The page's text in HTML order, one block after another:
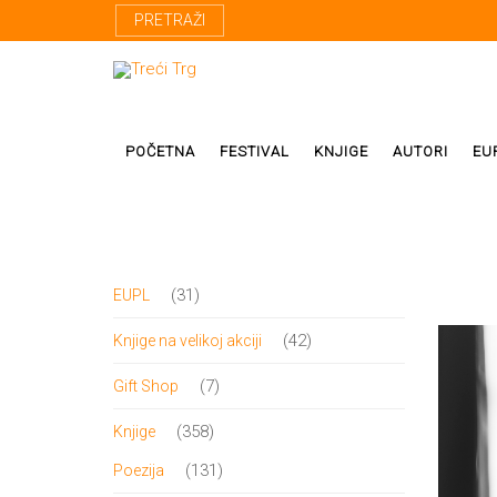
PRETRAŽI
POČETNA FESTIVAL KNJIGE AUTORI
Učesnici
EUPL 3131
Knjige na velikoj akciji 4242
Gift Shop 77
Knjige 358358
proizvoda
Poezija 131131